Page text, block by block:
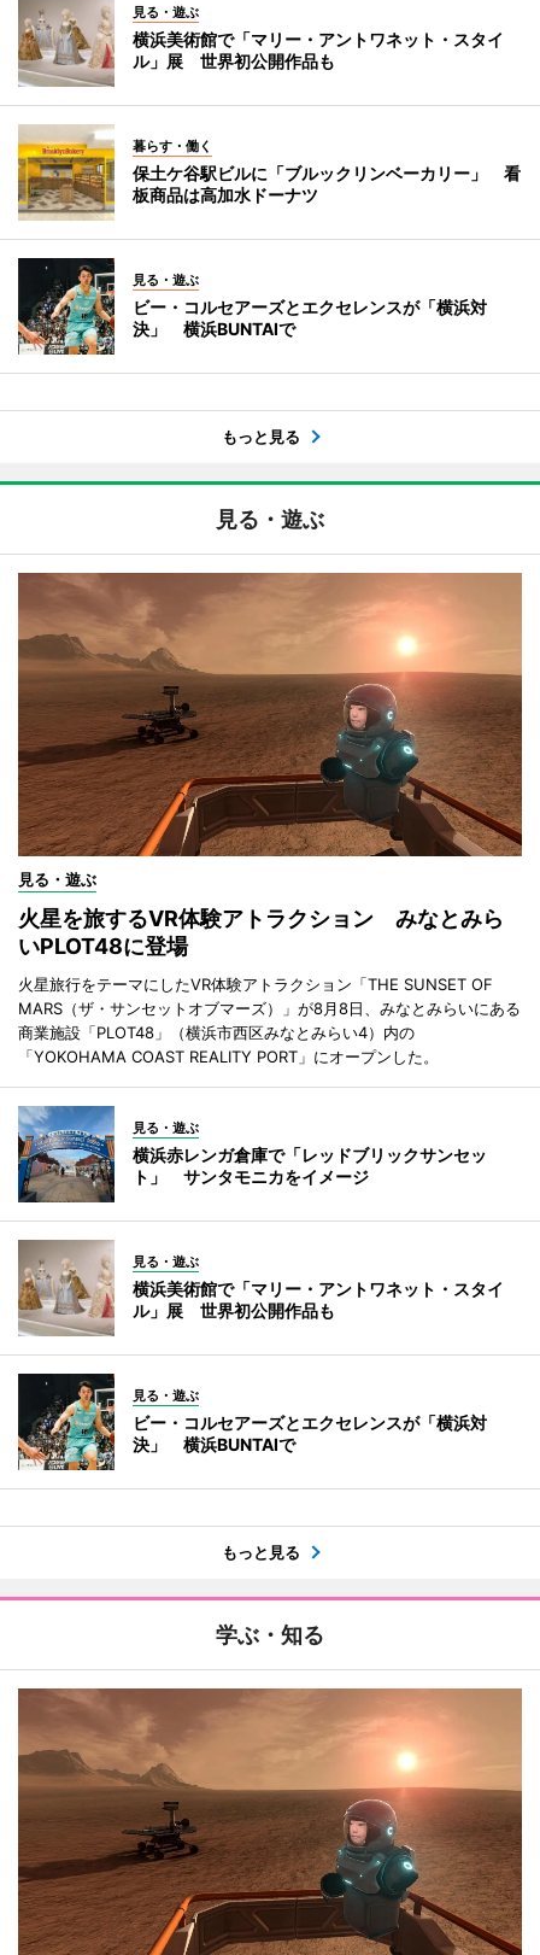
見る・遊ぶ
横浜美術館で「マリー・アントワネット・スタイ
ル」展 世界初公開作品も
暮らす・働く
保土ケ谷駅ビルに「ブルックリンベーカリー」 看
板商品は高加水ドーナツ
見る・遊ぶ
ビー・コルセアーズとエクセレンスが「横浜対
決」 横浜BUNTAIで
もっと見る
見る・遊ぶ
見る・遊ぶ
火星を旅するVR体験アトラクション みなとみら
いPLOT48に登場
火星旅行をテーマにしたVR体験アトラクション「THE SUNSET OF
MARS（ザ・サンセットオブマーズ）」が8月8日、みなとみらいにある
商業施設「PLOT48」（横浜市西区みなとみらい4）内の
「YOKOHAMA COAST REALITY PORT」にオープンした。
見る・遊ぶ
横浜赤レンガ倉庫で「レッドブリックサンセッ
ト」 サンタモニカをイメージ
見る・遊ぶ
横浜美術館で「マリー・アントワネット・スタイ
ル」展 世界初公開作品も
見る・遊ぶ
ビー・コルセアーズとエクセレンスが「横浜対
決」 横浜BUNTAIで
もっと見る
学ぶ・知る